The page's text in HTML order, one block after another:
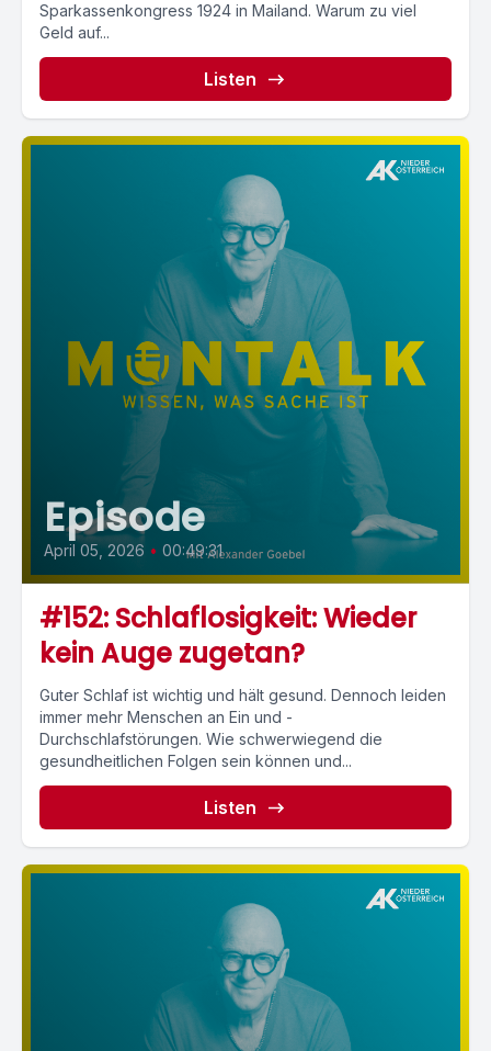
Sparkassenkongress 1924 in Mailand. Warum zu viel
Geld auf...
Listen
Episode
April 05, 2026 • 00:49:31
#152: Schlaflosigkeit: Wieder
kein Auge zugetan?
Guter Schlaf ist wichtig und hält gesund. Dennoch leiden
immer mehr Menschen an Ein und -
Durchschlafstörungen. Wie schwerwiegend die
gesundheitlichen Folgen sein können und...
Listen